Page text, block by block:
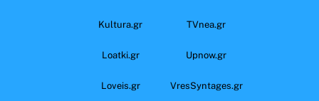
Kultura.gr TVnea.gr
Loatki.gr Upnow.gr
Loveis.gr VresSyntages.gr